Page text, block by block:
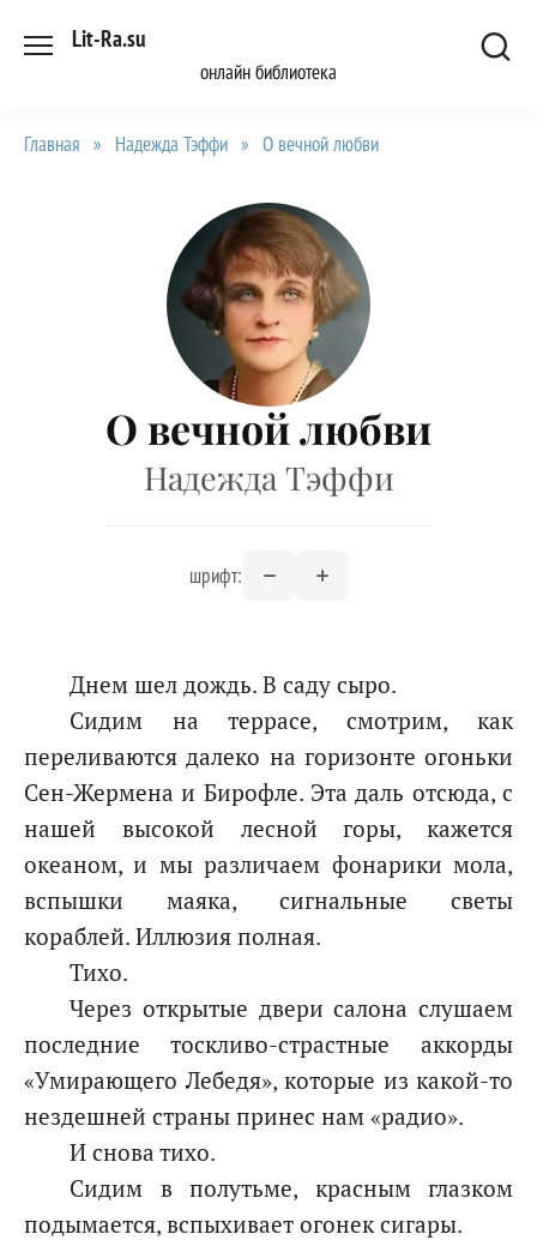
Lit-Ra.su
онлайн библиотека
Главная » Надежда Тэффи » О вечной любви
О вечной любви
Надежда Тэффи
шрифт:
Днем шел дождь. В саду сыро.
Сидим на террасе, смотрим, как
переливаются далеко на горизонте огоньки
Сен-Жермена и Бирофле. Эта даль отсюда, с
нашей высокой лесной горы, кажется
океаном, и мы различаем фонарики мола,
вспышки маяка, сигнальные светы
кораблей. Иллюзия полная.
Тихо.
Через открытые двери салона слушаем
последние тоскливо-страстные аккорды
«Умирающего Лебедя», которые из какой-то
нездешней страны принес нам «радио».
И снова тихо.
Сидим в полутьме, красным глазком
подымается, вспыхивает огонек сигары.